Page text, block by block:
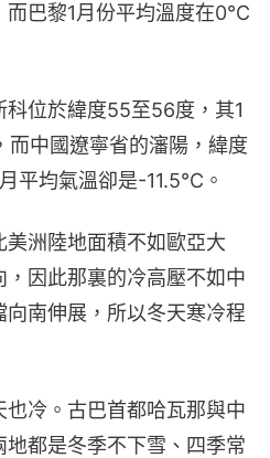
而巴黎1月份平均溫度在0℃
位於緯度55至56度，其1
中國遼寧省的瀋陽，緯度
平均氣溫卻是-11.5℃。
洲陸地面積不如歐亞大
因此那裏的冷高壓不如中
南伸展，所以冬天寒冷程
冷。古巴首都哈瓦那與中
都是冬季不下雪、四季常